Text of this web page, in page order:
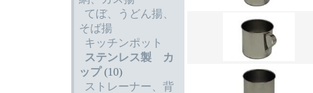
てぼ、うどん揚、
そば揚
キッチンポット
ステンレス製 カ
ップ(10)
ストレーナー、背